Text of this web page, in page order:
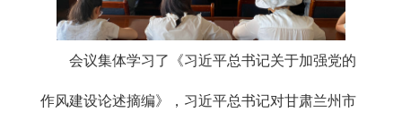
会议集体学习了《习近平总书记关于加强党的
作风建设论述摘编》，习近平总书记对甘肃兰州市